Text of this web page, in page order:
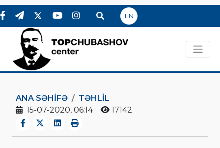
EN
ANA SƏHIFƏ
TƏHLİL
15-07-2020, 06:14
17142